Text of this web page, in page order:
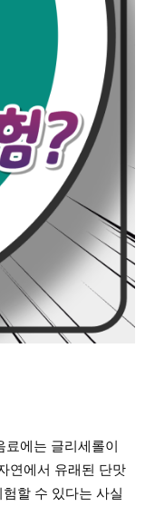
에는 글리세롤이
연에서 유래된 단맛
할 수 있다는 사실